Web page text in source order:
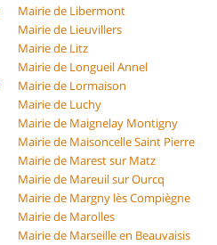
Mairie de Libermont
Mairie de Lieuvillers
Mairie de Litz
Mairie de Longueil Annel
Mairie de Lormaison
Mairie de Luchy
Mairie de Maignelay Montigny
Mairie de Maisoncelle Saint Pierre
Mairie de Marest sur Matz
Mairie de Mareuil sur Ourcq
Mairie de Margny lès Compiègne
Mairie de Marolles
Mairie de Marseille en Beauvaisis